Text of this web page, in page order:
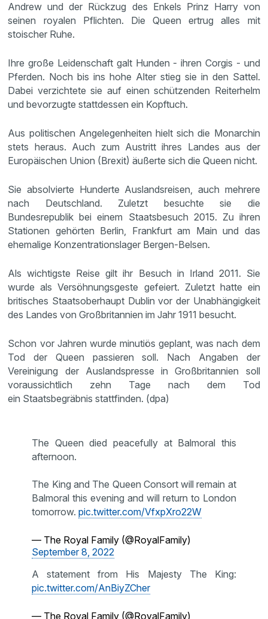
Andrew und der Rückzug des Enkels Prinz Harry von
seinen royalen Pflichten. Die Queen ertrug alles mit
stoischer Ruhe.
Ihre große Leidenschaft galt Hunden - ihren Corgis - und
Pferden. Noch bis ins hohe Alter stieg sie in den Sattel.
Dabei verzichtete sie auf einen schützenden Reiterhelm
und bevorzugte stattdessen ein Kopftuch.
Aus politischen Angelegenheiten hielt sich die Monarchin
stets heraus. Auch zum Austritt ihres Landes aus der
Europäischen Union (Brexit) äußerte sich die Queen nicht.
Sie absolvierte Hunderte Auslandsreisen, auch mehrere
nach Deutschland. Zuletzt besuchte sie die
Bundesrepublik bei einem Staatsbesuch 2015. Zu ihren
Stationen gehörten Berlin, Frankfurt am Main und das
ehemalige Konzentrationslager Bergen-Belsen.
Als wichtigste Reise gilt ihr Besuch in Irland 2011. Sie
wurde als Versöhnungsgeste gefeiert. Zuletzt hatte ein
britisches Staatsoberhaupt Dublin vor der Unabhängigkeit
des Landes von Großbritannien im Jahr 1911 besucht.
Schon vor Jahren wurde minutiös geplant, was nach dem
Tod der Queen passieren soll. Nach Angaben der
Vereinigung der Auslandspresse in Großbritannien soll
voraussichtlich zehn Tage nach dem Tod
ein Staatsbegräbnis stattfinden. (dpa)
The Queen died peacefully at Balmoral this
afternoon.
The King and The Queen Consort will remain at
Balmoral this evening and will return to London
tomorrow.pic.twitter.com/VfxpXro22W
— The Royal Family (@RoyalFamily)
September 8, 2022
A statement from His Majesty The King:
pic.twitter.com/AnBiyZCher
— The Royal Family (@RoyalFamily)